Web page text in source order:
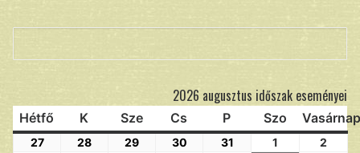
2026 augusztus időszak eseményei
Hétfő K Sze Cs P Szo Vasárnap
27 28 29 30 31 1
2